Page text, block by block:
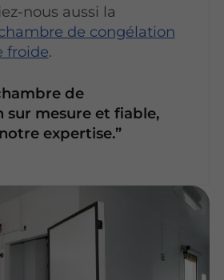
nous aussi la
de congélation
froide.
de
sur mesure et fiable,
expertise.